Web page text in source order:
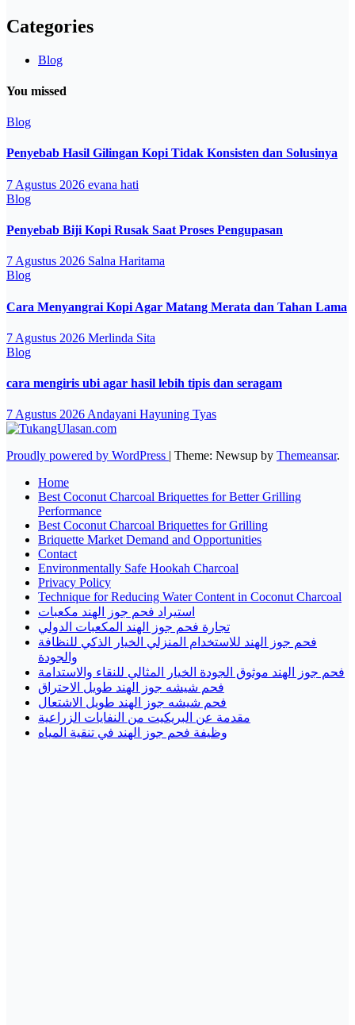
Categories
Blog
You missed
Blog
Penyebab Hasil Gilingan Kopi Tidak Konsisten dan Solusinya
7 Agustus 2026 evana hati
Blog
Penyebab Biji Kopi Rusak Saat Proses Pengupasan
7 Agustus 2026 Salna Haritama
Blog
Cara Menyangrai Kopi Agar Matang Merata dan Tahan Lama
7 Agustus 2026 Merlinda Sita
Blog
cara mengiris ubi agar hasil lebih tipis dan seragam
7 Agustus 2026 Andayani Hayuning Tyas
Proudly powered by WordPress | Theme: Newsup by Themeansar.
Home
Best Coconut Charcoal Briquettes for Better Grilling
Performance
Best Coconut Charcoal Briquettes for Grilling
Briquette Market Demand and Opportunities
Contact
Environmentally Safe Hookah Charcoal
Privacy Policy
Technique for Reducing Water Content in Coconut Charcoal
استيراد فحم جوز الهند مكعبات
تجارة فحم جوز الهند المكعبات الدولي
فحم جوز الهند للاستخدام المنزلي الخيار الذكي للنظافة
والجودة
فحم جوز الهند موثوق الجودة الخيار المثالي للنقاء والاستدامة
فحم شيشه جوز الهند طويل الاحتراق
فحم شيشه جوز الهند طويل الاشتعال
مقدمة عن البريكيت من النفايات الزراعية
وظيفة فحم جوز الهند في تنقية المياه